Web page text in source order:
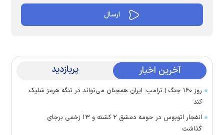
آخرین اخبار پربازدید
روز ۱۶۰ جنگ | ترامپ: ایران همچنان می‌تواند در تنگه هرمز شلیک
کند
انفجار اتوبوس در حومه دمشق ۲ کشته و ۱۳ زخمی برجای
گذاشت